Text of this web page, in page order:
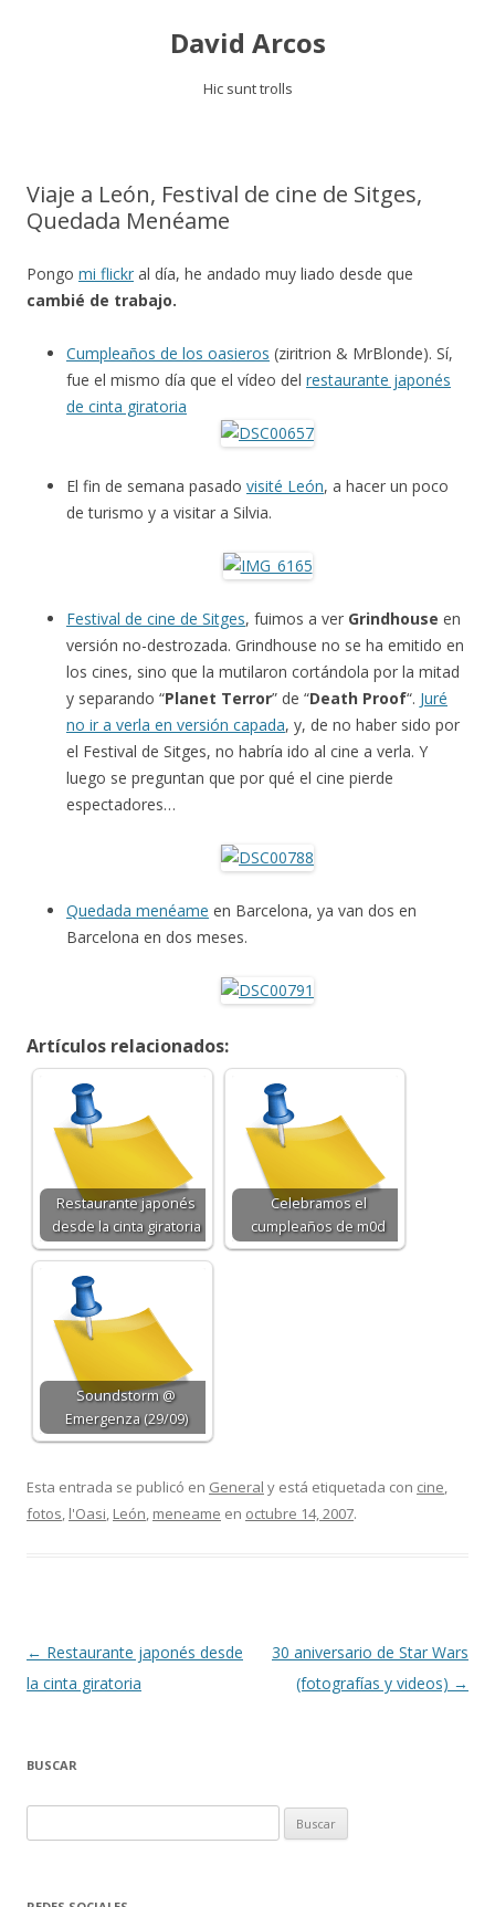
David Arcos
Hic sunt trolls
Viaje a León, Festival de cine de Sitges,
Quedada Menéame
Pongo mi flickr al día, he andado muy liado desde que
cambié de trabajo.
Cumpleaños de los oasieros (ziritrion & MrBlonde). Sí,
fue el mismo día que el vídeo del restaurante japonés
de cinta giratoria
El fin de semana pasado visité León, a hacer un poco
de turismo y a visitar a Silvia.
Festival de cine de Sitges, fuimos a ver Grindhouse en
versión no-destrozada. Grindhouse no se ha emitido en
los cines, sino que la mutilaron cortándola por la mitad
y separando “Planet Terror” de “Death Proof“. Juré
no ir a verla en versión capada, y, de no haber sido por
el Festival de Sitges, no habría ido al cine a verla. Y
luego se preguntan que por qué el cine pierde
espectadores…
Quedada menéame en Barcelona, ya van dos en
Barcelona en dos meses.
Artículos relacionados:
Restaurante japonés
desde la cinta giratoria
Celebramos el
cumpleaños de m0d
Soundstorm @
Emergenza (29/09)
Esta entrada se publicó en General y está etiquetada con cine,
fotos, l'Oasi, León, meneame en octubre 14, 2007.
Navegación
de
← Restaurante japonés desde
la cinta giratoria
30 aniversario de Star Wars
(fotografías y videos) →
BUSCAR
u
c